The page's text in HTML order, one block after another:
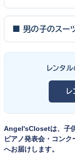
ピアノ発表会・バイ
って特別な一日。元
① サイズは"ジャス
舞台上で最も美しく
イズのドレス・スー
何よりお子様を輝か
ズを遠慮なく選べる
■ 男の子のスー
向け、スリーピース
けと、シーンで使い
ツ・タキシード一覧
レンタ
Angel'sClosetは、子
ピアノ発表会・コン
へお届けします。